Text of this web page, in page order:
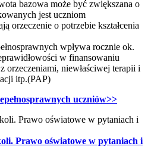
bazowa może być zwiększana o
jest uczniom
orzeczenie o potrzebie kształcenia
wpływa rocznie ok.
w finansowaniu
orzeczeniami, niewłaściwej terapii i
itp.(PAP)
uczniów>>
Prawo oświatowe w pytaniach i